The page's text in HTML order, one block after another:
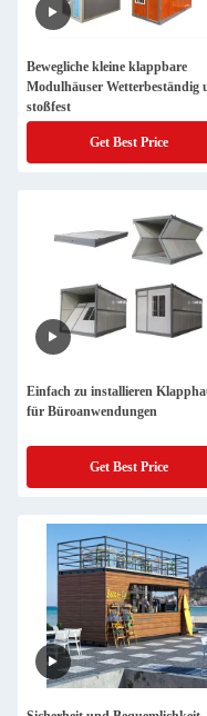
Bewegliche kleine klappbare
Modulhäuser Wetterbeständig
stoßfest
Get Best Price
Einfach zu installieren
für Büroanwendungen
Get Best Price